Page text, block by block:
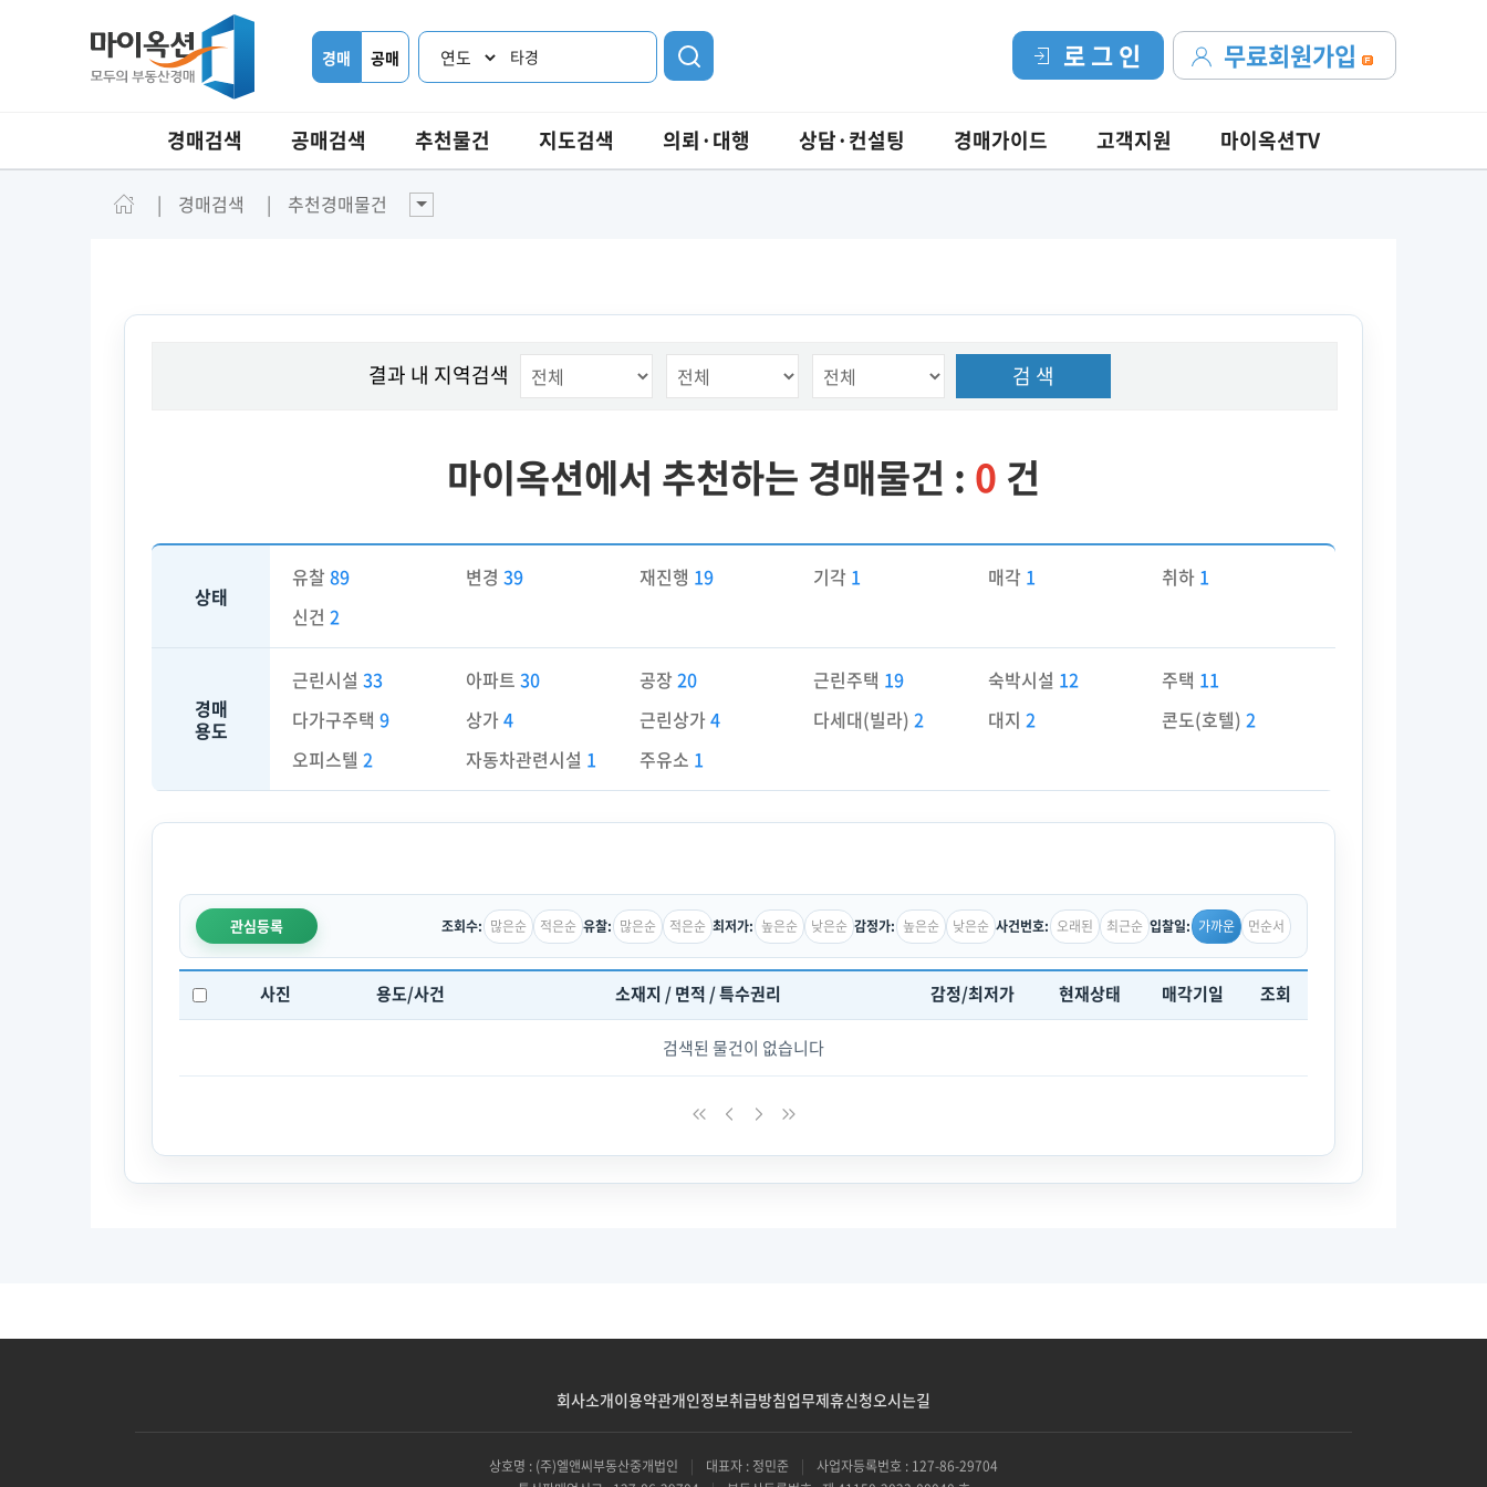
경매 공매 타경 무료회원가입
로 그 인
경매검색 공매검색 추천물건 지도검색 의뢰·대행 상담·컨설팅 경매가이드 고객지원 마이옥션TV
경매검색 추천경매물건
결과 내 지역검색 검 색
마이옥션에서 추천하는 경매물건 : 0 건
상태
유찰 89 변경39 재진행 19 기각 1 매각 1 취하 1
신건 2
경매
용도
근린시설 33 아파트30 공장20 근린주택 19 숙박시설 12 주택 11
다가구주택 9 상가4 근린상가4 다세대(빌라)2 대지 2 콘도(호텔) 2
오피스텔 2 자동차관련시설 1 주유소 1
관심등록 조회수: 많은순 적은순 유찰: 많은순 적은순 최저가: 높은순 낮은순 감정가: 높은순 낮은순 사건번호: 오래된 최근순 입찰일: 가까운 먼순서
사진 용도/사건 소재지 / 면적 / 특수권리 감정/최저가 현재상태 매각기일 조회
검색된 물건이 없습니다
회사소개이용약관개인정보취급방침업무제휴신청오시는길
상호명 : (주)엘앤씨부동산중개법인 | 대표자 : 정민준 |
사업자등록번호 : 127-86-29704